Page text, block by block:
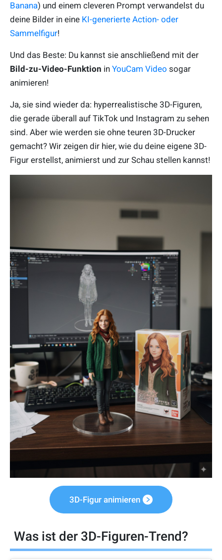
Banana) und einem cleveren Prompt verwandelst du
deine Bilder in eine KI-generierte Action- oder
Sammelfigur!
Und das Beste: Du kannst sie anschließend mit der
Bild-zu-Video-Funktion in YouCam Video sogar
animieren!
Ja, sie sind wieder da: hyperrealistische 3D-Figuren,
die gerade überall auf TikTok und Instagram zu sehen
sind. Aber wie werden sie ohne teuren 3D-Drucker
gemacht? Wir zeigen dir hier, wie du deine eigene 3D-
Figur erstellst, animierst und zur Schau stellen kannst!
3D-Figur animieren
Was ist der 3D-Figuren-Trend?